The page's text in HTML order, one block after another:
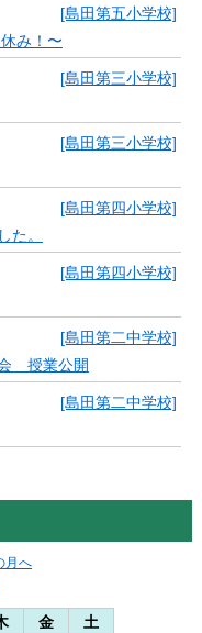
[島田第五小学校]
み！〜
[島田第三小学校]
[島田第三小学校]
[島田第四小学校]
た。
[島田第四小学校]
[島田第二中学校]
授業公開
[島田第二中学校]
月へ
金
土